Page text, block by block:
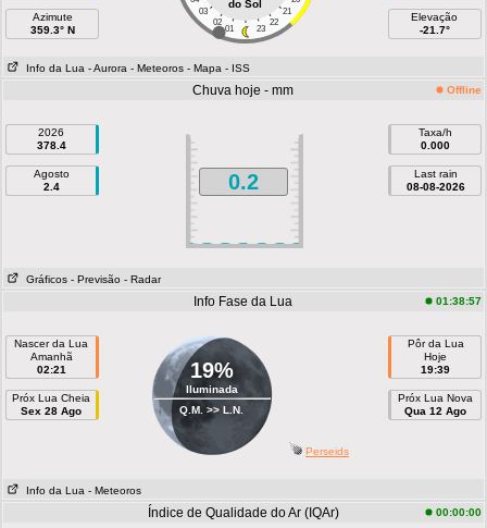
Azimute
359.3° N
03
21
02
22
01 23
do Sol
Elevação
-21.7°
Info da Lua - Aurora - Meteoros - Mapa - ISS
Chuva hoje - mm Offline
2026
378.4
Agosto
2.4
0.2
Taxa/h
0.000
Last rain
08-08-2026
Gráficos - Previsão - Radar
Info Fase da Lua 01:38:57
Nascer da Lua
Amanhã
02:21
Próx Lua Cheia
Sex 28 Ago
19%
Iluminada
Q.M. >> L.N.
Pôr da Lua
Hoje
19:39
Próx Lua Nova
Qua 12 Ago
Perseids
Info da Lua - Meteoros
Índice de Qualidade do Ar (IQAr) 00:00:00